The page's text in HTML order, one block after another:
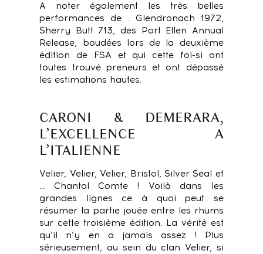
A noter également les très belles
performances de : Glendronach 1972,
Sherry Butt 713, des Port Ellen Annual
Release, boudées lors de la deuxième
édition de FSA et qui cette foi-si ont
toutes trouvé preneurs et ont dépassé
les estimations hautes.
CARONI & DEMERARA,
L’EXCELLENCE A
L’ITALIENNE
Velier, Velier, Velier, Bristol, Silver Seal et
… Chantal Comte ! Voilà dans les
grandes lignes ce à quoi peut se
résumer la partie jouée entre les rhums
sur cette troisième édition. La vérité est
qu’il n’y en a jamais assez ! Plus
sérieusement, au sein du clan Velier, si